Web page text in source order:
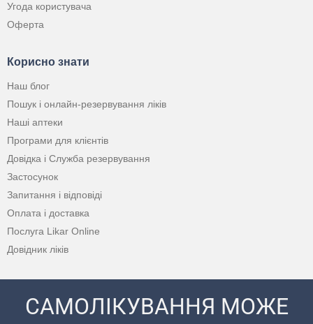
Угода користувача
Оферта
Корисно знати
Наш блог
Пошук і онлайн-резервування ліків
Наші аптеки
Програми для клієнтів
Довідка і Служба резервування
Застосунок
Запитання і відповіді
Оплата і доставка
Послуга Likar Online
Довідник ліків
САМОЛІКУВАННЯ МОЖЕ